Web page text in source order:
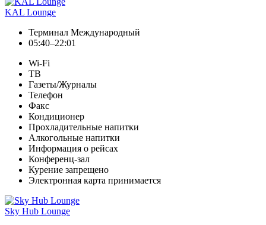
KAL Lounge
Терминал Международный
05:40–22:01
Wi-Fi
ТВ
Газеты/Журналы
Телефон
Факс
Кондиционер
Прохладительные напитки
Алкогольные напитки
Информация о рейсах
Конференц-зал
Курение запрещено
Электронная карта принимается
Sky Hub Lounge